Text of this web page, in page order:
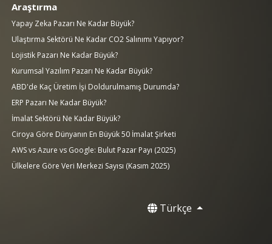
Araştırma
Yapay Zeka Pazarı Ne Kadar Büyük?
Ulaştırma Sektörü Ne Kadar CO2 Salınımı Yapıyor?
Lojistik Pazarı Ne Kadar Büyük?
Kurumsal Yazılım Pazarı Ne Kadar Büyük?
ABD'de Kaç Üretim İşi Doldurulmamış Durumda?
ERP Pazarı Ne Kadar Büyük?
İmalat Sektörü Ne Kadar Büyük?
Ciroya Göre Dünyanın En Büyük 50 İmalat Şirketi
AWS vs Azure vs Google: Bulut Pazar Payı (2025)
Ülkelere Göre Veri Merkezi Sayısı (Kasım 2025)
Türkçe